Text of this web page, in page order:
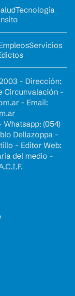
Tecnología
Servicios
- Dirección:
Circunvalación -
- Email:
Whatsapp: (054)
Dellazoppa -
- Editor Web:
del medio -